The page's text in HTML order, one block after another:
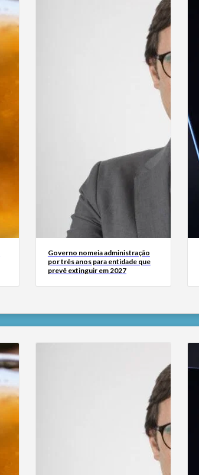
Governo nomeia administração
por três anos para entidade que
prevê extinguir em 2027